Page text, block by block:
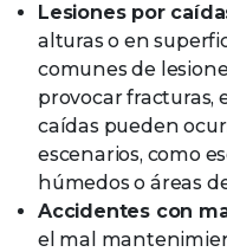
Lesiones por
alturas o en
comunes de
provocar fracturas,
caídas pueden
escenarios, como
húmedos o áreas
Accidentes con
el mal